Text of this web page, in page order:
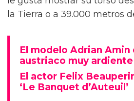
la Tierra o a 39.000 metros
El modelo Adrian Amin
austriaco muy ardiente
El actor Felix
‘Le Banquet d’Auteuil’